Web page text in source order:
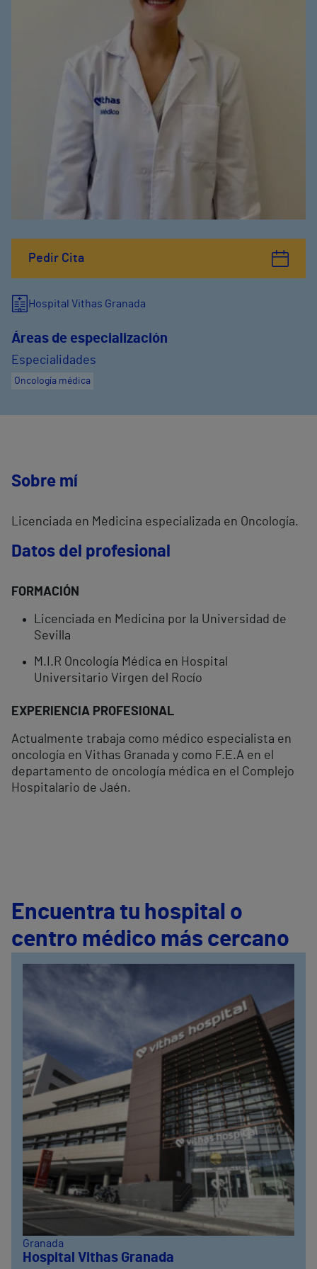
Pedir Cita
Hospital Vithas Granada
Áreas de especialización
Especialidades
Oncología médica
Sobre mí
Licenciada en Medicina especializada en Oncología.
Datos del profesional
FORMACIÓN
Licenciada en Medicina por la Universidad de
Sevilla
M.I.R Oncología Médica en Hospital
Universitario Virgen del Rocío
EXPERIENCIA PROFESIONAL
Actualmente trabaja como médico especialista en
oncología en Vithas Granada y como F.E.A en el
departamento de oncología médica en el Complejo
Hospitalario de Jaén.
Encuentra tu hospital o
centro médico más cercano
Granada
Hospital Vithas Granada